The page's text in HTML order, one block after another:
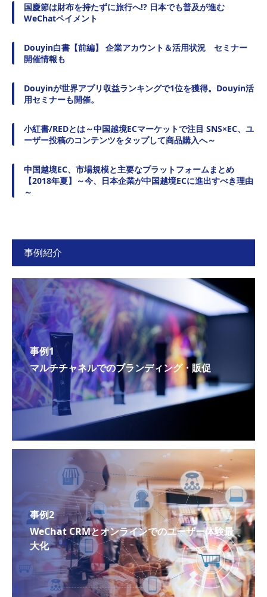
国慶節は財布を持たずに旅行へ!? 日本でも普及が進む
WeChatペイメント
Douyin白書【前編】 企業アカウント＆活用状況 セミナー
開催情報も
Douyinが世界アプリ収益ランキングで1位を獲得。Douyin活
用セミナーも開催。
小紅書/REDとは～中国越境ECマーケットで注目 SNS×EC、ユ
ーザー投稿のコンテンツをタップして商品購入へ～
中国越境EC、市場規模と主要なプラットフォームまとめ
【2018年夏】～今、日本企業が中国越境ECに進出すべき理由
～
事例紹介
事例1
マルチチャネルでのブランディング・販促
事例2
WeChat CRMとオンラインでのユーザー体験最
大化